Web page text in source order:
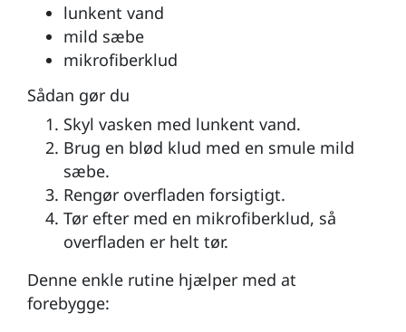
lunkent vand
mild sæbe
mikrofiberklud
Sådan gør du
Skyl vasken med lunkent vand.
Brug en blød klud med en smule mild
sæbe.
Rengør overfladen forsigtigt.
Tør efter med en mikrofiberklud, så
overfladen er helt tør.
Denne enkle rutine hjælper med at
forebygge: